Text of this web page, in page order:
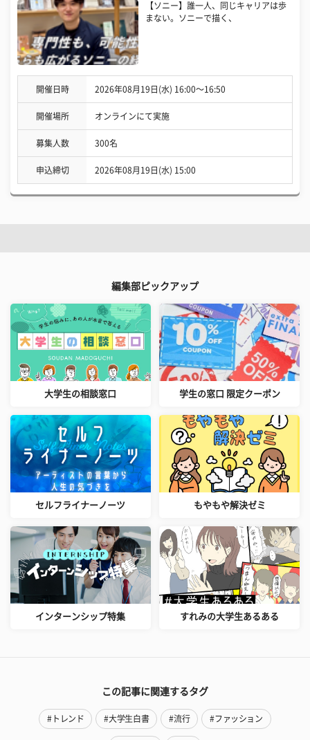
【ソニー】誰一人、同じキャリアは歩
まない。ソニーで描く、
開催日時 2026年08月19日(水) 16:00〜16:50
開催場所 オンラインにて実施
募集人数 300名
申込締切 2026年08月19日(水) 15:00
編集部ピックアップ
大学生の相談窓口 学生の窓口 限定クーポン
セルフライナーノーツ もやもや解決ゼミ
インターンシップ特集 すれみの大学生あるある
この記事に関連するタグ
#トレンド #大学生白書 #流行 #ファッション